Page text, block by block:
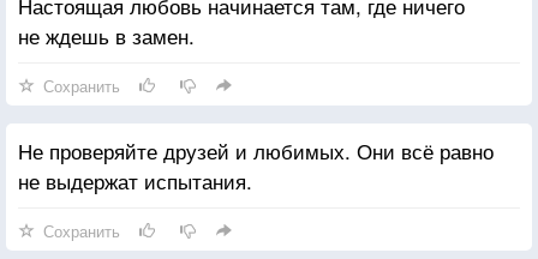
не ждешь в замен.
Сохранить
Не проверяйте друзей и любимых. Они всё равно
не выдержат испытания.
Сохранить